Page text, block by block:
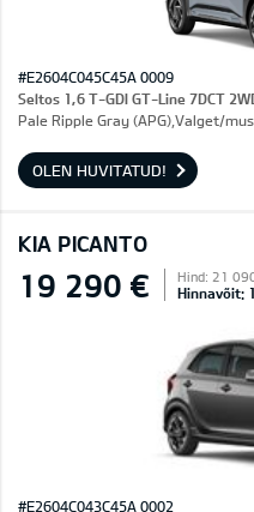
#E2604C045C45A 0009
Seltos 1,6 T-GDI GT-Line 7DCT
Pale Ripple Gray (APG),Valget/
OLEN HUVITATUD!
KIA PICANTO
19 290 € Hind: 21
Hinnavõit:
#E2604C043C45A 0002